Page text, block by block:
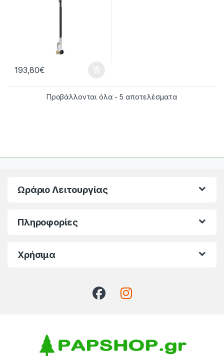
193,80€
Προβάλλονται όλα - 5 αποτελέσματα
Ωράριο Λειτουργίας
Πληροφορίες
Χρήσιμα